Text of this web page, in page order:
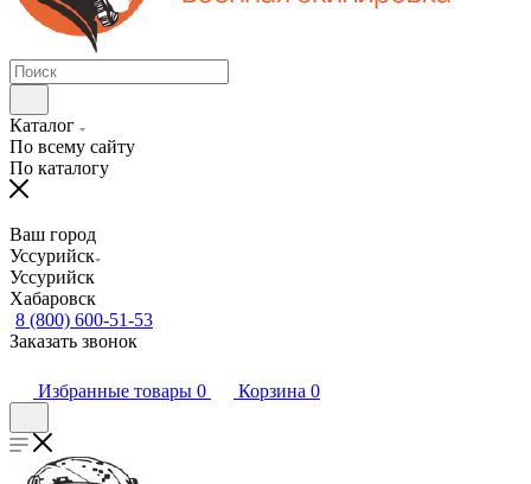
Каталог
По всему сайту
По каталогу
Ваш город
Уссурийск
Уссурийск
Хабаровск
8 (800) 600-51-53
Заказать звонок
Избранные товары 0 Корзина 0